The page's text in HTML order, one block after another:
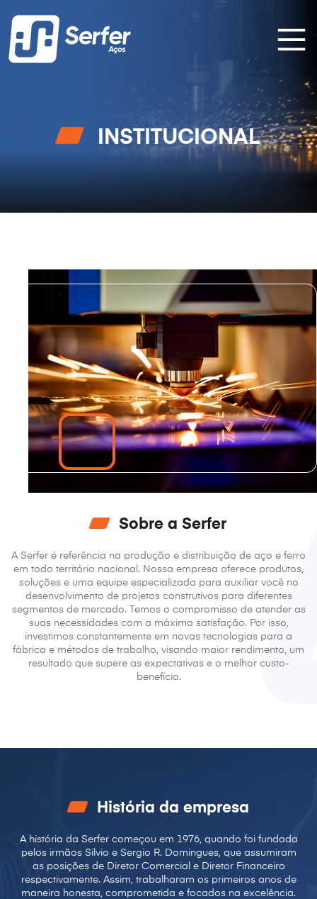
INSTITUCIONAL
Sobre a Serfer
A Serfer é referência na produção e distribuição de aço e ferro
em todo território nacional. Nossa empresa oferece produtos,
soluções e uma equipe especializada para auxiliar você no
desenvolvimento de projetos construtivos para diferentes
segmentos de mercado. Temos o compromisso de atender as
suas necessidades com a máxima satisfação. Por isso,
investimos constantemente em novas tecnologias para a
fábrica e métodos de trabalho, visando maior rendimento, um
resultado que supere as expectativas e o melhor custo-
benefício.
História da empresa
A história da Serfer começou em 1976, quando foi fundada
pelos irmãos Silvio e Sergio R. Domingues, que assumiram
as posições de Diretor Comercial e Diretor Financeiro
respectivamente. Assim, trabalharam os primeiros anos de
maneira honesta, comprometida e focados na excelência.